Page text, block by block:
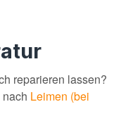
reparieren lassen?
Leimen (bei